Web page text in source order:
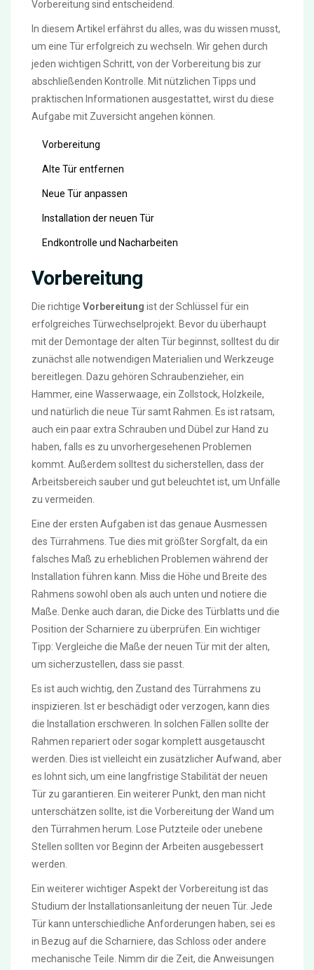
Vorbereitung sind entscheidend.
In diesem Artikel erfährst du alles, was du wissen musst,
um eine Tür erfolgreich zu wechseln. Wir gehen durch
jeden wichtigen Schritt, von der Vorbereitung bis zur
abschließenden Kontrolle. Mit nützlichen Tipps und
praktischen Informationen ausgestattet, wirst du diese
Aufgabe mit Zuversicht angehen können.
Vorbereitung
Alte Tür entfernen
Neue Tür anpassen
Installation der neuen Tür
Endkontrolle und Nacharbeiten
Vorbereitung
Die richtige Vorbereitung ist der Schlüssel für ein
erfolgreiches Türwechselprojekt. Bevor du überhaupt
mit der Demontage der alten Tür beginnst, solltest du dir
zunächst alle notwendigen Materialien und Werkzeuge
bereitlegen. Dazu gehören Schraubenzieher, ein
Hammer, eine Wasserwaage, ein Zollstock, Holzkeile,
und natürlich die neue Tür samt Rahmen. Es ist ratsam,
auch ein paar extra Schrauben und Dübel zur Hand zu
haben, falls es zu unvorhergesehenen Problemen
kommt. Außerdem solltest du sicherstellen, dass der
Arbeitsbereich sauber und gut beleuchtet ist, um Unfälle
zu vermeiden.
Eine der ersten Aufgaben ist das genaue Ausmessen
des Türrahmens. Tue dies mit größter Sorgfalt, da ein
falsches Maß zu erheblichen Problemen während der
Installation führen kann. Miss die Höhe und Breite des
Rahmens sowohl oben als auch unten und notiere die
Maße. Denke auch daran, die Dicke des Türblatts und die
Position der Scharniere zu überprüfen. Ein wichtiger
Tipp: Vergleiche die Maße der neuen Tür mit der alten,
um sicherzustellen, dass sie passt.
Es ist auch wichtig, den Zustand des Türrahmens zu
inspizieren. Ist er beschädigt oder verzogen, kann dies
die Installation erschweren. In solchen Fällen sollte der
Rahmen repariert oder sogar komplett ausgetauscht
werden. Dies ist vielleicht ein zusätzlicher Aufwand, aber
es lohnt sich, um eine langfristige Stabilität der neuen
Tür zu garantieren. Ein weiterer Punkt, den man nicht
unterschätzen sollte, ist die Vorbereitung der Wand um
den Türrahmen herum. Lose Putzteile oder unebene
Stellen sollten vor Beginn der Arbeiten ausgebessert
werden.
Ein weiterer wichtiger Aspekt der Vorbereitung ist das
Studium der Installationsanleitung der neuen Tür. Jede
Tür kann unterschiedliche Anforderungen haben, sei es
in Bezug auf die Scharniere, das Schloss oder andere
mechanische Teile. Nimm dir die Zeit, die Anweisungen